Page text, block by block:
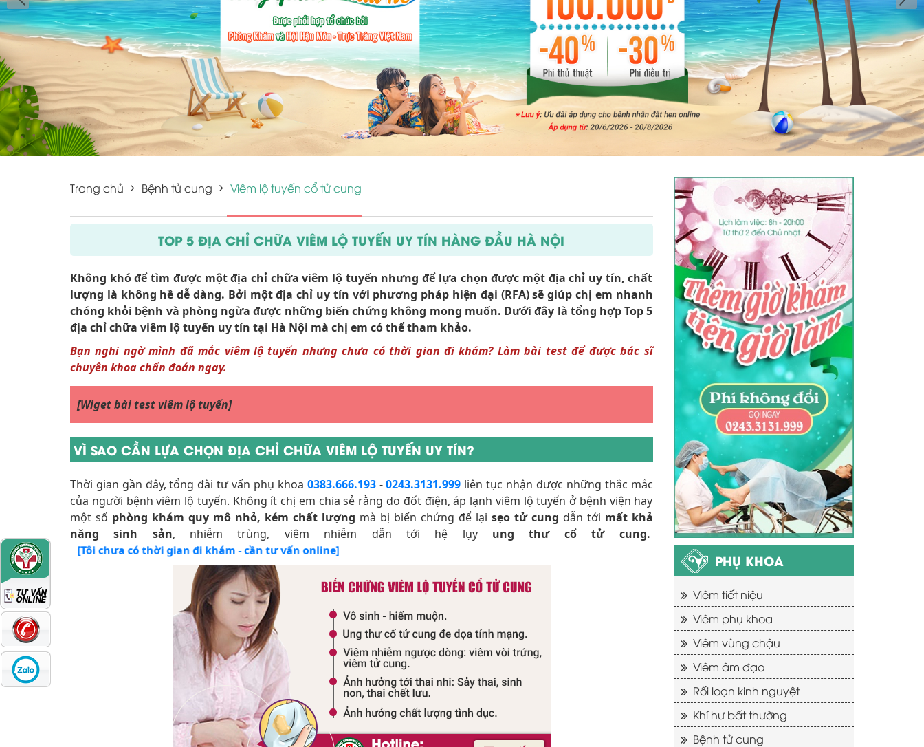
Trang chủ Bệnh tử cung Viêm lộ tuyến cổ tử cung
TOP 5 ĐỊA CHỈ CHỮA VIÊM LỘ TUYẾN UY TÍN HÀNG ĐẦU HÀ NỘI
Không khó để tìm được một địa chỉ chữa viêm lộ tuyến nhưng để lựa chọn được một địa chỉ uy tín, chất
lượng là không hề dễ dàng. Bởi một địa chỉ uy tín với phương pháp hiện đại (RFA) sẽ giúp chị em nhanh
chóng khỏi bệnh và phòng ngừa được những biến chứng không mong muốn. Dưới đây là tổng hợp Top 5
địa chỉ chữa viêm lộ tuyến uy tín tại Hà Nội mà chị em có thể tham khảo.
Bạn nghi ngờ mình đã mắc viêm lộ tuyến nhưng chưa có thời gian đi khám? Làm bài test để được bác sĩ
chuyên khoa chẩn đoán ngay.
[Wiget bài test viêm lộ tuyến]
VÌ SAO CẦN LỰA CHỌN ĐỊA CHỈ CHỮA VIÊM LỘ TUYẾN UY TÍN?
Thời gian gần đây, tổng đài tư vấn phụ khoa 0383.666.193-0243.3131.999 liên tục nhận được những thắc mắc
của người bệnh viêm lộ tuyến. Không ít chị em chia sẻ rằng do đốt điện, áp lạnh viêm lộ tuyến ở bệnh viện hay
một số phòng khám quy mô nhỏ, kém chất lượng mà bị biến chứng để lại sẹo tử cung dẫn tới mất khả
năng sinh sản, nhiễm trùng, viêm nhiễm dẫn tới hệ lụy ung thư cổ tử cung.
[Tôi chưa có thời gian đi khám - cần tư vấn online]
PHỤ KHOA
Viêm tiết niệu
Viêm phụ khoa
Viêm vùng chậu
Viêm âm đạo
Rối loạn kinh nguyệt
Khí hư bất thường
Bệnh tử cung